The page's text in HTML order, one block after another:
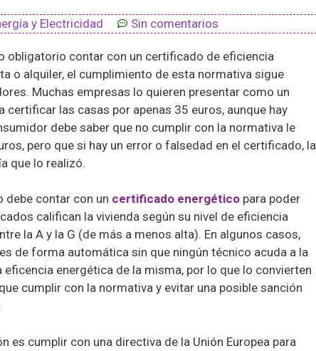
y Electricidad Sin comentarios
obligatorio contar con un certificado de eficiencia
o alquiler, el cumplimiento de esta normativa sigue
Muchas empresas lo quieren presentar como un
las casas por apenas 35 euros, aunque hay
debe saber que no cumplir con la normativa le
pero que si hay un error o falsedad en el certificado, la
que lo realizó.
debe contar con un certificado energético para poder
califican la vivienda según su nivel de eficiencia
la A y la G (de más a menos alta). En algunos casos,
de forma automática sin que ningún técnico acuda a la
energética de la misma, por lo que lo convierten
cumplir con la normativa y evitar una posible sanción
es cumplir con una directiva de la Unión Europea para